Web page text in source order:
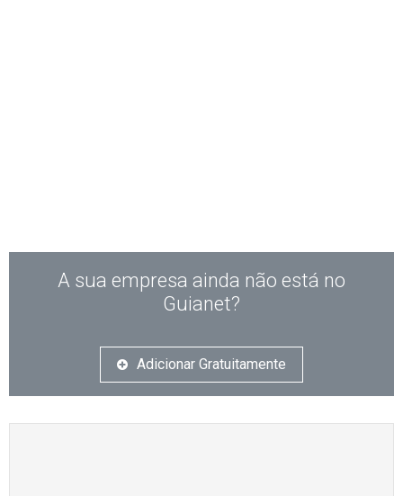
A sua empresa ainda não está no
Guianet?
Adicionar Gratuitamente